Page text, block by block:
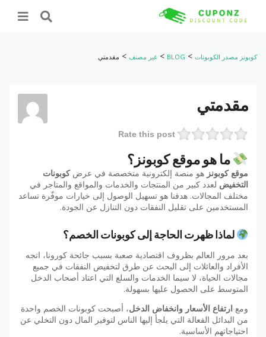
كوبونز مصدر الكوبونات >
BLOG
> غير مصنف > مقدمتي
مقدمتي
Rate this post
ما هو موقع كوبونز؟
موقع كوبونز هو منصة إلكترونية متخصصة في عرضكوبونات
التخفيض لعدد كبير من المنتجات والخدمات والمواقع والمتاجر في
مختلف المجالات. هدفنا هو تسهيل الوصول إلى خيارات موفّرة تساعد
المستخدمين على تقليل النفقات دون التنازل عن الجودة.
لماذا ظهرت الحاجة إلى كوبونات الخصم؟
بعد مرور العالم بظروف اقتصادية صعبة بسبب جائحة كورونا، اتجه
الأفراد والعائلات إلى البحث عن طرق لتخفيض النفقات في جميع
مجالات الحياة، لا سيما الخدمات والسلع التي اعتاد أصحاب الدخل
المتوسط على الحصول عليها بسهولة.
ومع ارتفاع الأسعار وانخفاض الدخل، أصبحت كوبونات الخصم واحدة
من البدائل الفعالة التي يلجأ إليها الناس لتوفير المال دون التخلي عن
احتياجاتهم الأساسية.